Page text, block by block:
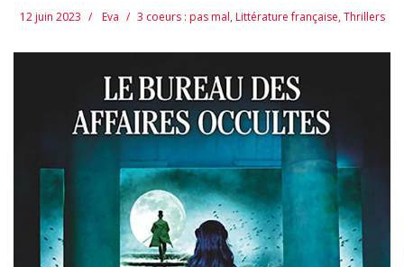
12 juin 2023 Eva 3 coeurs : pas mal,Littérature française,Thrillers